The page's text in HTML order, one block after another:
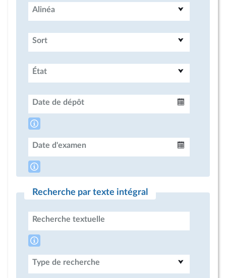
Alinéa
Sort
État
Date de dépôt
Date d'examen
Recherche par texte intégral
Recherche textuelle
Type de recherche